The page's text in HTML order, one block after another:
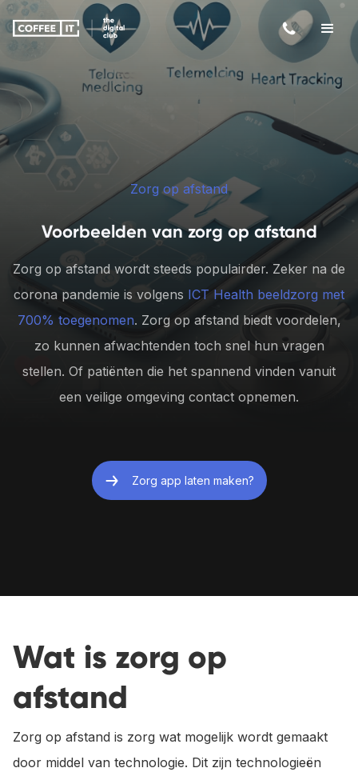
Zorg op afstand
Voorbeelden van zorg op afstand
Zorg op afstand wordt steeds populairder. Zeker na de
corona pandemie is volgens ICT Health beeldzorg met
700% toegenomen. Zorg op afstand biedt voordelen,
zo kunnen afwachtenden toch snel hun vragen
stellen. Of patiënten die het spannend vinden vanuit
een veilige omgeving contact opnemen.
Zorg app laten maken?
Wat is zorg op
afstand
Zorg op afstand is zorg wat mogelijk wordt gemaakt
door middel van technologie. Dit zijn technologieën